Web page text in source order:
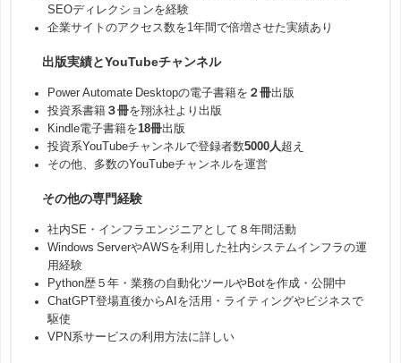
SEOディレクションを経験
企業サイトのアクセス数を1年間で倍増させた実績あり
出版実績とYouTubeチャンネル
Power Automate Desktopの電子書籍を ２冊出版
投資系書籍 ３冊を翔泳社より出版
Kindle電子書籍を18冊出版
投資系YouTubeチャンネルで登録者数5000人 超え
その他、多数のYouTubeチャンネルを運営
その他の専門経験
社内SE・インフラエンジニアとして８年間活動
Windows ServerやAWSを利用した社内システムインフラの運
用経験
Python歴５年・業務の自動化ツールやBotを作成・公開中
ChatGPT登場直後からAIを活用・ライティングやビジネスで
駆使
VPN系サービスの利用方法に詳しい